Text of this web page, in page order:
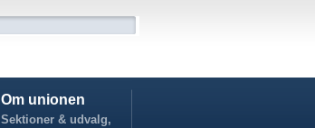
Om unionen
Sektioner & udvalg,